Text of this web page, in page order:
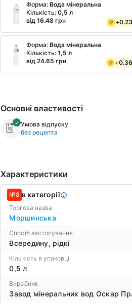
Форма:Вода мінеральна
Кількість:0,5 л
від 16.48 грн
+0.23
Форма:Вода мінеральна
Кількість:1,5 л
від 24.65 грн
+0.36
Основні властивості
Умова відпуску
без рецепта
Характеристики
№8 в категорії
Торгова назва
Моршинська
Спосіб застосування
Всередину, рідкі
Кількість в упаковці
0,5 л
Виробник
Завод мінеральних вод Оскар